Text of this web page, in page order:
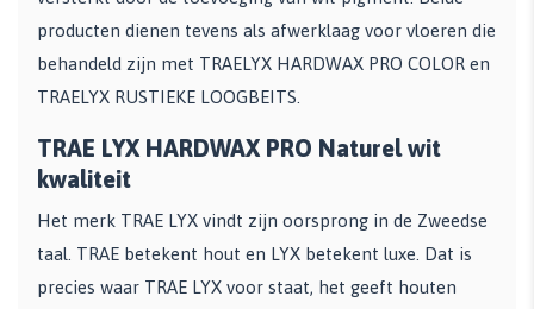
producten dienen tevens als afwerklaag voor vloeren die
behandeld zijn met TRAELYX HARDWAX PRO COLOR en
TRAELYX RUSTIEKE LOOGBEITS.​
TRAE LYX HARDWAX PRO Naturel wit
kwaliteit
Het merk TRAE LYX vindt zijn oorsprong in de Zweedse
taal. TRAE betekent hout en LYX betekent luxe. Dat is
precies waar TRAE LYX voor staat, het geeft houten